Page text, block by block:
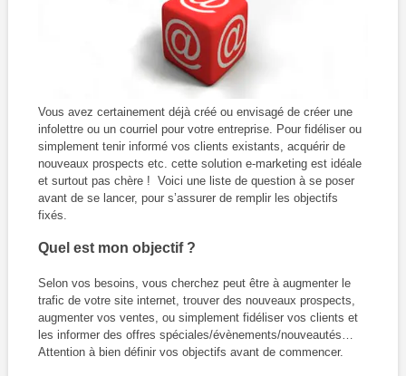
Vous avez certainement déjà créé ou envisagé de créer une
infolettre ou un courriel pour votre entreprise. Pour fidéliser ou
simplement tenir informé vos clients existants, acquérir de
nouveaux prospects etc. cette solution e-marketing est idéale
et surtout pas chère ! Voici une liste de question à se poser
avant de se lancer, pour s’assurer de remplir les objectifs
fixés.
Quel est mon objectif ?
Selon vos besoins, vous cherchez peut être à augmenter le
trafic de votre site internet, trouver des nouveaux prospects,
augmenter vos ventes, ou simplement fidéliser vos clients et
les informer des offres spéciales/évènements/nouveautés…
Attention à bien définir vos objectifs avant de commencer.